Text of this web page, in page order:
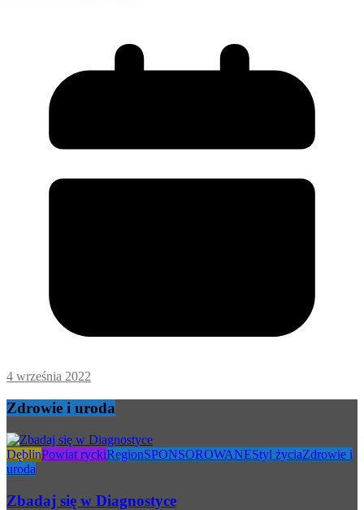
4 września 2022
Zdrowie i uroda
DęblinPowiat ryckiRegionSPONSOROWANEStyl życiaZdrowie i
uroda
Zbadaj się w Diagnostyce